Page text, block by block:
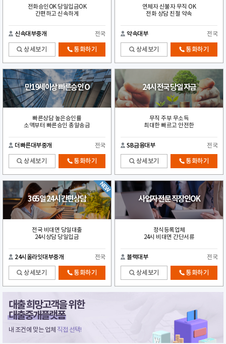
전화승인OK 당일입금OK
간편하고 신속하게
신속대부중개 전국
상세보기 통화하기
연체자 신불자 무직 OK
전화 상담 친절 약속
약속대부 전국
상세보기 통화하기
만19세이상 빠른승인 O
빠른상담 높은승인률
소액부터 빠른승인 총알송금
더빠른대부중개 전국
상세보기 통화하기
24시 전국 당일 자금
무직 주부 무소득
최대한 빠르고 안전한
SB금융대부 전국
상세보기 통화하기
365일 24시 간편상담
전국 비대면 당일대출
24시상담 당일입금
24시올라잇대부중개 전국
상세보기 통화하기
사업자 전문 직장인OK
정식등록업체
24시 비대면 간단서류
블랙대부 전국
상세보기 통화하기
대출 희망고객을 위한
대출중개플랫폼
내 조건에 맞는 업체 직접 선택!